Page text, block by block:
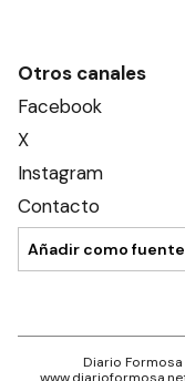
Otros canales
Facebook
X
Instagram
Contacto
Añadir como
Diario Formosa